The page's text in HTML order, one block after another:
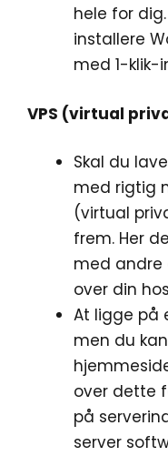
hele for
installere
med 1-klik-
VPS (virtual
Skal du
med rigtig
(virtual
frem. Her
med andre
over din
At ligge på
men du
over dette
på
server